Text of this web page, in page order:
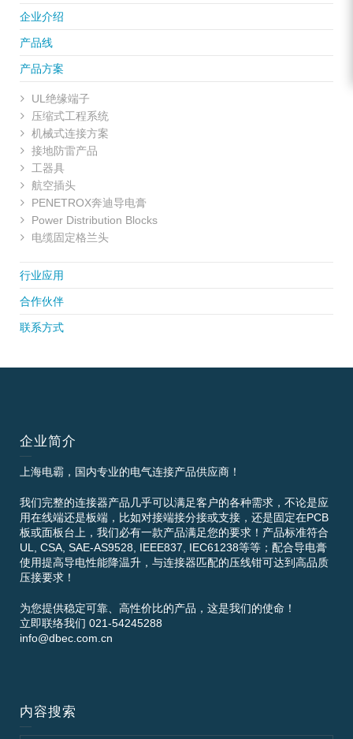
企业介绍
产品线
产品方案
UL绝缘端子
压缩式工程系统
机械式连接方案
接地防雷产品
工器具
航空插头
PENETROX奔迪导电膏
Power Distribution Blocks
电缆固定格兰头
行业应用
合作伙伴
联系方式
企业简介
上海电霸，国内专业的电气连接产品供应商！
我们完整的连接器产品几乎可以满足客户的各种需求，不论是应
用在线端还是板端，比如对接端接分接或支接，还是固定在PCB
板或面板台上，我们必有一款产品满足您的要求！产品标准符合
UL, CSA, SAE-AS9528, IEEE837, IEC61238等等；配合导电膏
使用提高导电性能降温升，与连接器匹配的压线钳可达到高品质
压接要求！
为您提供稳定可靠、高性价比的产品，这是我们的使命！
立即联络我们 021-54245288
info@dbec.com.cn
内容搜索